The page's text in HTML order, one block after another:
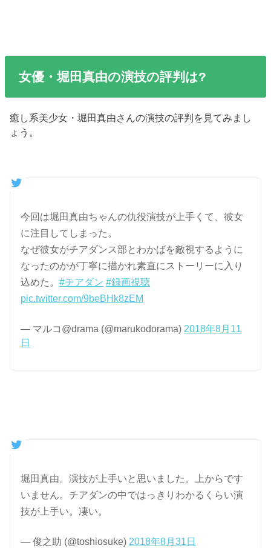
女優・堀田真由の演技の評判は?
癒し系美少女・堀田真由さんの演技の評判を見てみまし
ょう。
今回は堀田真由ちゃんの仇役演技が上手くて、彼女
に注目してしまった。
なぜ彼女がチアダンス部とわかばを敵視するように
なったのかが丁寧に描かれ素直にストーリーに入り
込めた。#チアダン #録画視聴
pic.twitter.com/9beBHk8zEM
— マルコ@drama (@marukodorama) 2018年8月11
日
堀田真由。演技が上手いと思いました。上からです
いません。チアダンの中ではっきりわかるくらい演
技が上手い。凄い。
— 俊之助 (@toshiosuke) 2018年8月31日